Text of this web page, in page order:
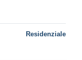
Residenziale